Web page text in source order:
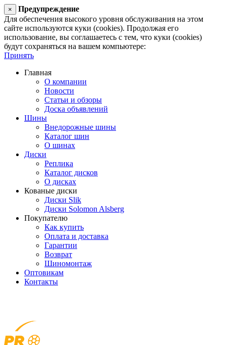
×
Предупреждение
Для обеспечения высокого уровня обслуживания на этом
сайте используются куки (cookies). Продолжая его
использование, вы соглашаетесь с тем, что куки (cookies)
будут сохраняться на вашем компьютере:
Принять
Главная
О компании
Новости
Статьи и обзоры
Доска объявлений
Шины
Внедорожные шины
Каталог шин
О шинах
Диски
Реплика
Каталог дисков
О дисках
Кованые диски
Диски Slik
Диски Solomon Alsberg
Покупателю
Как купить
Оплата и доставка
Гарантии
Возврат
Шиномонтаж
Оптовикам
Контакты